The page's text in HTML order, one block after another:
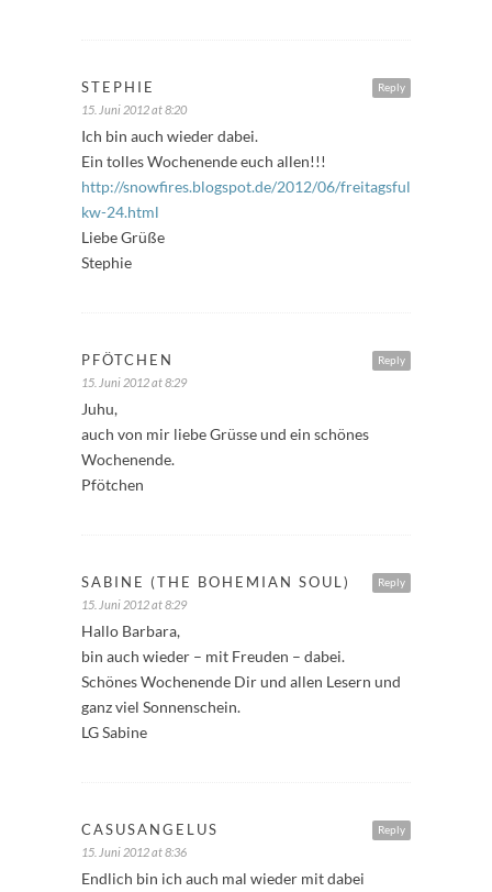
Reply
STEPHIE
15. Juni 2012 at 8:20
Ich bin auch wieder dabei.
Ein tolles Wochenende euch allen!!!
http://snowfires.blogspot.de/2012/06/freitagsfuller-
kw-24.html
Liebe Grüße
Stephie
Reply
PFÖTCHEN
15. Juni 2012 at 8:29
Juhu,
auch von mir liebe Grüsse und ein schönes
Wochenende.
Pfötchen
Reply
SABINE (THE BOHEMIAN SOUL)
15. Juni 2012 at 8:29
Hallo Barbara,
bin auch wieder – mit Freuden – dabei.
Schönes Wochenende Dir und allen Lesern und
ganz viel Sonnenschein.
LG Sabine
Reply
CASUSANGELUS
15. Juni 2012 at 8:36
Endlich bin ich auch mal wieder mit dabei